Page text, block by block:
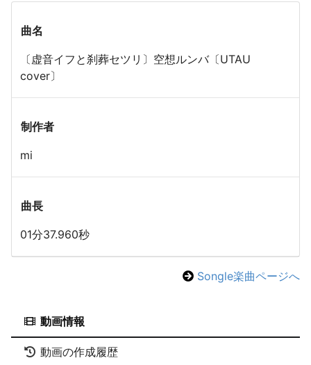
曲名
〔虚音イフと刹葬セツリ〕空想ルンバ〔UTAU
cover〕
制作者
mi
曲長
01分37.960秒
Songle楽曲ページへ
動画情報
動画の作成履歴